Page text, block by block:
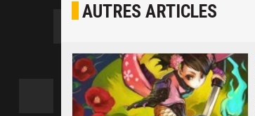
Joyeux
AUTRES ARTICLES